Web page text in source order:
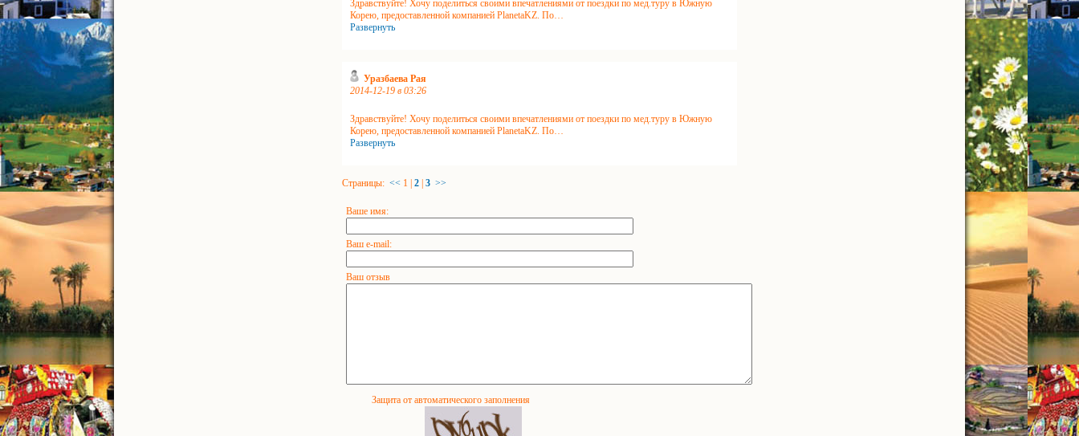
Здравствуйте! Хочу поделиться своими впечатлениями от поездки по мед.туру в Южную
Корею, предоставленной компанией PlanetaKZ. По…
Развернуть
Уразбаева Рая
2014-12-19 в 03:26
Здравствуйте! Хочу поделиться своими впечатлениями от поездки по мед.туру в Южную
Корею, предоставленной компанией PlanetaKZ. По…
Развернуть
Страницы: << 1 2 3 >>
Ваше имя:
Ваш e-mail:
Ваш отзыв
Защита от автоматического заполнения